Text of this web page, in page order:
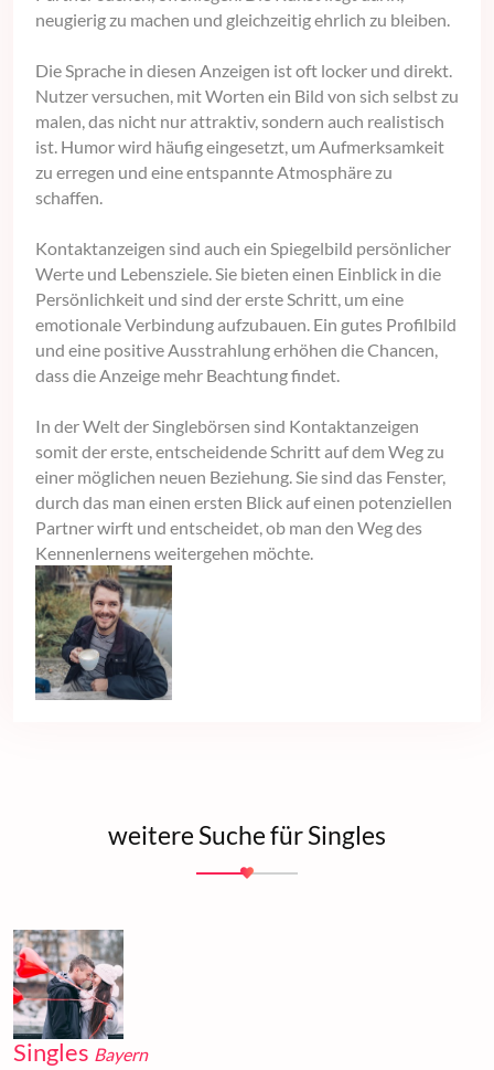
neugierig zu machen und gleichzeitig ehrlich zu bleiben.
Die Sprache in diesen Anzeigen ist oft locker und direkt.
Nutzer versuchen, mit Worten ein Bild von sich selbst zu
malen, das nicht nur attraktiv, sondern auch realistisch
ist. Humor wird häufig eingesetzt, um Aufmerksamkeit
zu erregen und eine entspannte Atmosphäre zu
schaffen.
Kontaktanzeigen sind auch ein Spiegelbild persönlicher
Werte und Lebensziele. Sie bieten einen Einblick in die
Persönlichkeit und sind der erste Schritt, um eine
emotionale Verbindung aufzubauen. Ein gutes Profilbild
und eine positive Ausstrahlung erhöhen die Chancen,
dass die Anzeige mehr Beachtung findet.
In der Welt der Singlebörsen sind Kontaktanzeigen
somit der erste, entscheidende Schritt auf dem Weg zu
einer möglichen neuen Beziehung. Sie sind das Fenster,
durch das man einen ersten Blick auf einen potenziellen
Partner wirft und entscheidet, ob man den Weg des
Kennenlernens weitergehen möchte.
weitere Suche für Singles
Singles Bayern